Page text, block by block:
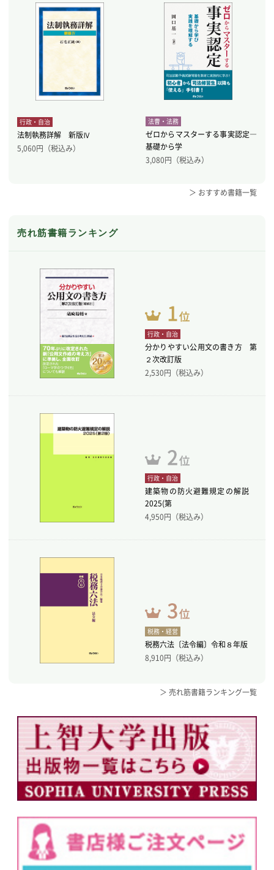
行政・自治
法制執務詳解 新版Ⅳ
5,060円（税込み）
法曹・法務
ゼロからマスターする事実認定―
基礎から学
3,080円（税込み）
＞ おすすめ書籍一覧
売れ筋書籍ランキング
行政・自治
分かりやすい公用文の書き方 第
２次改訂版
2,530円（税込み）
行政・自治
建築物の防火避難規定の解説
2025(第
4,950円（税込み）
税務・経営
税務六法〔法令編〕令和８年版
8,910円（税込み）
＞ 売れ筋書籍ランキング一覧